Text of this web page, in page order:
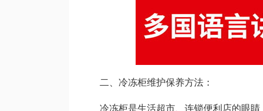
二、冷冻柜维护保养方法：
冷冻柜是生活超市、连锁便利店的眼睛